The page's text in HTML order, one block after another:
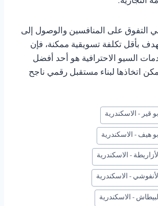
التفوق على المنافسين والوصول إلى
بأقل تكلفة تسويقية ممكنة، فإن
السيو الاحترافية هو أحد أفضل
اتخاذها لبناء مستقبل رقمي ناجح
قير - الاسكندرية
هيف - الاسكندرية
- الاسكندرية
- الاسكندرية
- الاسكندرية